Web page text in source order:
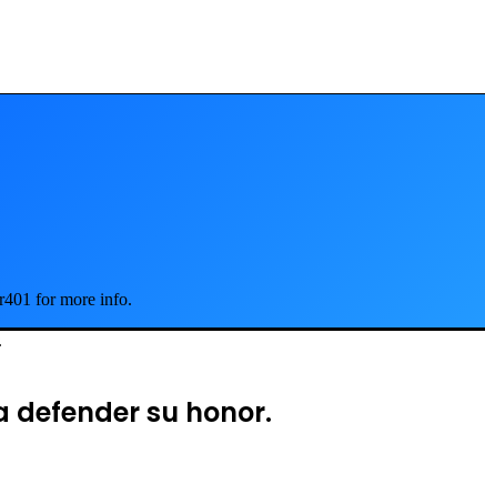
for more info.
defender su honor.